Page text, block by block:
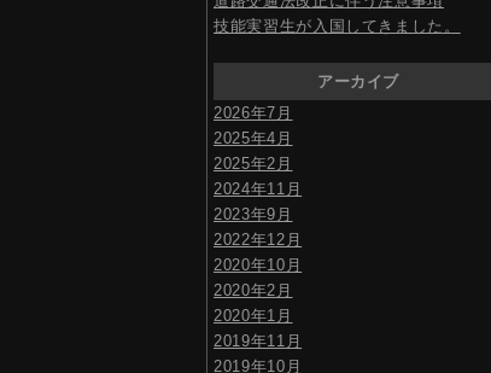
技能実習生が入国してきました。
アーカイブ
2026年7月
2025年4月
2025年2月
2024年11月
2023年9月
2022年12月
2020年10月
2020年2月
2020年1月
2019年11月
2019年10月